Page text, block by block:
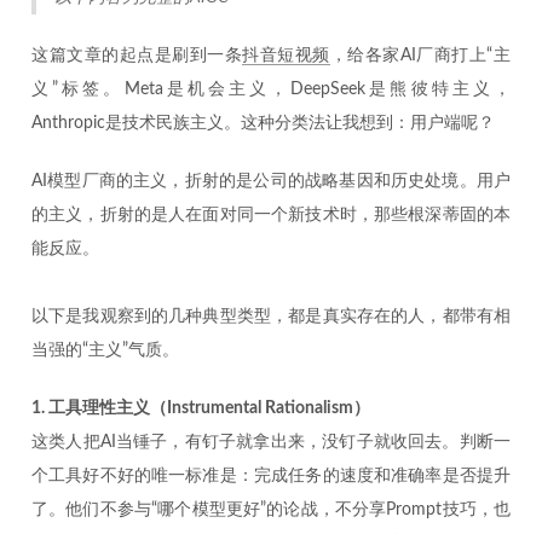
这篇文章的起点是刷到一条抖音短视频 ，给各家AI厂商打上“主
义”标签。Meta是机会主义，DeepSeek是熊彼特主义，
Anthropic是技术民族主义。这种分类法让我想到：用户端呢？
AI模型厂商的主义，折射的是公司的战略基因和历史处境。用户
的主义，折射的是人在面对同一个新技术时，那些根深蒂固的本
能反应。
以下是我观察到的几种典型类型，都是真实存在的人，都带有相
当强的“主义”气质。
1. 工具理性主义（Instrumental Rationalism）
这类人把AI当锤子，有钉子就拿出来，没钉子就收回去。判断一
个工具好不好的唯一标准是：完成任务的速度和准确率是否提升
了。他们不参与“哪个模型更好”的论战，不分享Prompt技巧，也